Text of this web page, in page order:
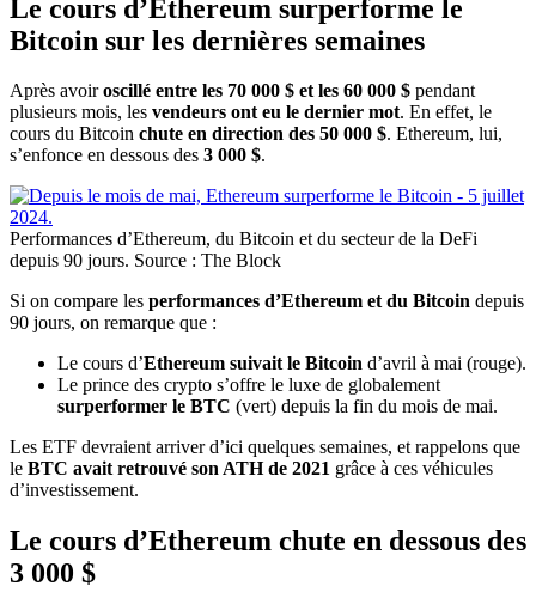
Le cours d’Ethereum surperforme le
Bitcoin sur les dernières semaines
Après avoiroscillé entre les 70 000 $ et les 60 000 $ pendant
plusieurs mois, les vendeurs ont eu le dernier mot. En effet, le
cours du Bitcoin chute en direction des 50 000 $. Ethereum, lui,
s’enfonce en dessous des 3 000 $.
Performances d’Ethereum, du Bitcoin et du secteur de la DeFi
depuis 90 jours. Source : The Block
Si on compare les performances d’Ethereum et du Bitcoin depuis
90 jours, on remarque que :
Le cours d’Ethereum suivait le Bitcoin d’avril à mai (rouge).
Le prince des crypto s’offre le luxe de globalement
surperformer le BTC (vert) depuis la fin du mois de mai.
Les ETF devraient arriver d’ici quelques semaines, et rappelons que
le BTC avait retrouvé son ATH de 2021 grâce à ces véhicules
d’investissement.
Le cours d’Ethereum chute en dessous des
3 000 $